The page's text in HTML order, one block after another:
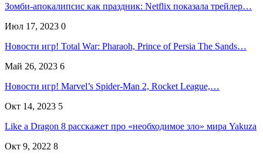
Зомби-апокалипсис как праздник: Netflix показала трейлер…
Июл 17, 2023 0
Новости игр! Total War: Pharaoh, Prince of Persia The Sands…
Май 26, 2023 6
Новости игр! Marvel’s Spider-Man 2, Rocket League,…
Окт 14, 2023 5
Like a Dragon 8 расскажет про «необходимое зло» мира Yakuza
Окт 9, 2022 8